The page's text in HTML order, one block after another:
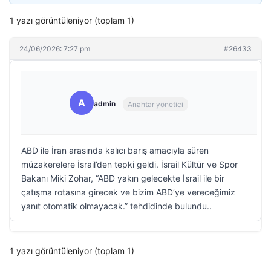
1 yazı görüntüleniyor (toplam 1)
24/06/2026: 7:27 pm #26433
A admin Anahtar yönetici
ABD ile İran arasında kalıcı barış amacıyla süren
müzakerelere İsrail’den tepki geldi. İsrail Kültür ve Spor
Bakanı Miki Zohar, “ABD yakın gelecekte İsrail ile bir
çatışma rotasına girecek ve bizim ABD’ye vereceğimiz
yanıt otomatik olmayacak.” tehdidinde bulundu..
1 yazı görüntüleniyor (toplam 1)